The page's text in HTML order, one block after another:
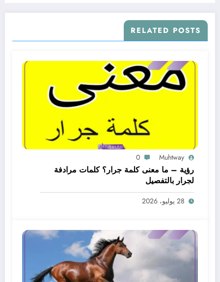
RELATED POSTS
Muhtway
0
رؤية – ما معنى كلمة جرار؟ كلمات مرادفة
لجرار بالتفصيل
28 يوليو، 2026